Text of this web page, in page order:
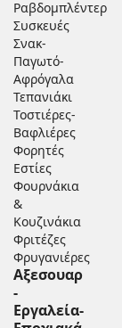
Ραβδομπλέντερ
Συσκευές
Σνακ-
Παγωτό-
Αφρόγαλα
Τεπανιάκι
Τοστιέρες-
Βαφλιέρες
Φορητές
Εστίες
Φουρνάκια
&
Κουζινάκια
Φριτέζες
Φρυγανιέρες
Αξεσουαρ
-
Εργαλεία-